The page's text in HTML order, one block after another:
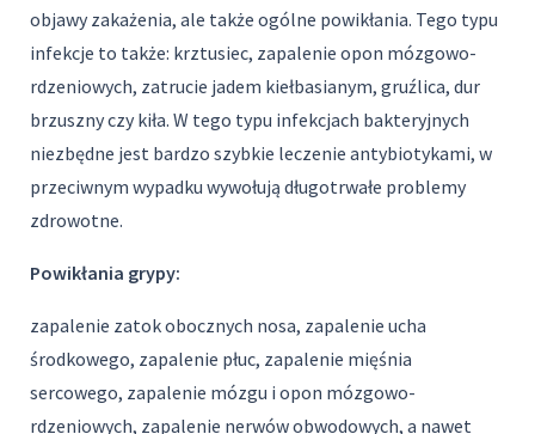
objawy zakażenia, ale także ogólne powikłania. Tego typu
infekcje to także: krztusiec, zapalenie opon mózgowo-
rdzeniowych, zatrucie jadem kiełbasianym, gruźlica, dur
brzuszny czy kiła. W tego typu infekcjach bakteryjnych
niezbędne jest bardzo szybkie leczenie antybiotykami, w
przeciwnym wypadku wywołują długotrwałe problemy
zdrowotne.
Powikłania grypy:
zapalenie zatok obocznych nosa, zapalenie ucha
środkowego, zapalenie płuc, zapalenie mięśnia
sercowego, zapalenie mózgu i opon mózgowo-
rdzeniowych, zapalenie nerwów obwodowych, a nawet